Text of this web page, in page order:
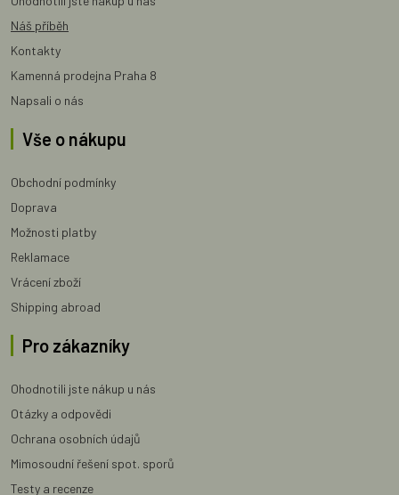
Náš příběh
Kontakty
Kamenná prodejna Praha 8
Napsali o nás
Vše o nákupu
Obchodní podmínky
Doprava
Možnosti platby
Reklamace
Vrácení zboží
Shipping abroad
Pro zákazníky
Ohodnotili jste nákup u nás
Otázky a odpovědi
Ochrana osobních údajů
Mimosoudní řešení spot. sporů
Testy a recenze